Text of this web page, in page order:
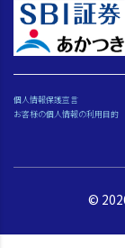
個人情報保護宣言
お客様の個人情報の利用目的
©